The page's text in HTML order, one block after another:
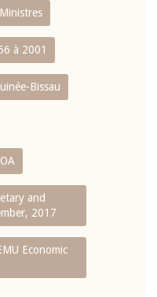
à 2001
Bissau
and
2017
Economic